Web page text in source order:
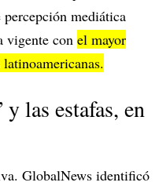
mediática
vigente con el mayor
las estafas, en
GlobalNews identificó